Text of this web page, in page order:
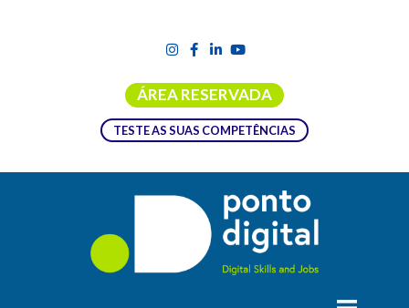
ÁREA RESERVADA
TESTE AS SUAS COMPETÊNCIAS